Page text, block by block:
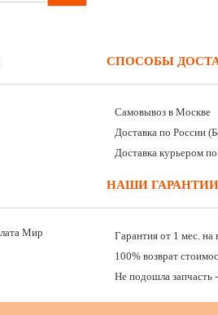
СПОСОБЫ
Самовывоз в Москве
Доставка по России
Доставка курьером
НАШИ ГАРАНТИИ
Гарантия от 1 мес. на
100% возврат
Не подошла запчасть